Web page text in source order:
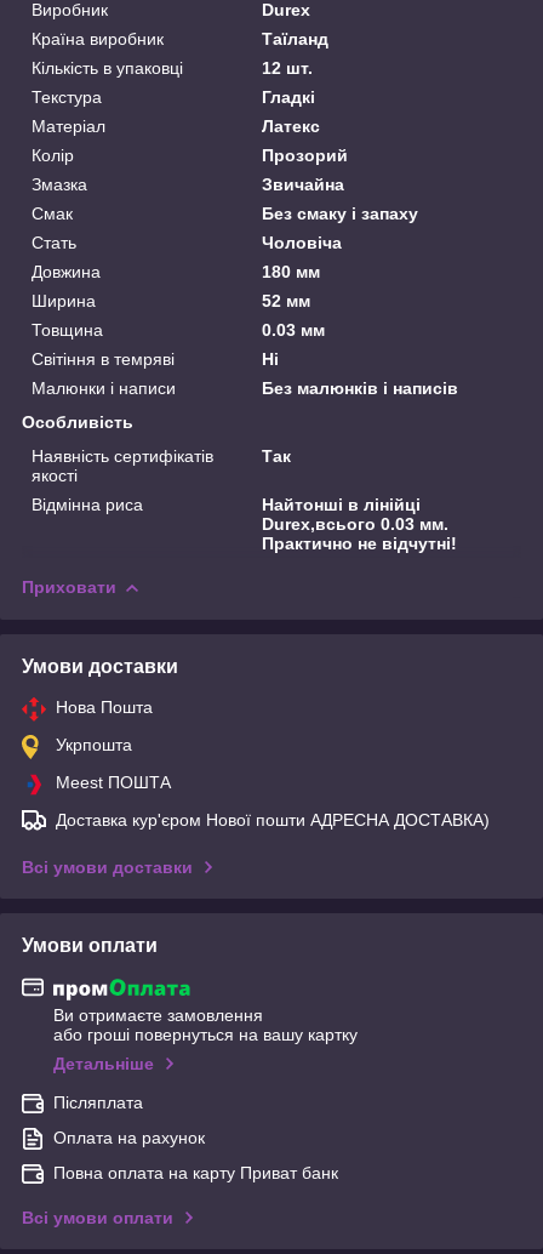
Виробник
Durex
Країна виробник
Таїланд
Кількість в упаковці
12 шт.
Текстура
Гладкі
Матеріал
Латекс
Колір
Прозорий
Змазка
Звичайна
Смак
Без смаку і запаху
Стать
Чоловіча
Довжина
180 мм
Ширина
52 мм
Товщина
0.03 мм
Світіння в темряві
Ні
Малюнки і написи
Без малюнків і написів
Особливість
Наявність сертифікатів
якості
Так
Відмінна риса
Найтонші в лінійці
Durex,всього 0.03 мм.
Практично не відчутні!
Приховати
Умови доставки
Нова Пошта
Укрпошта
Meest ПОШТА
Доставка кур'єром Нової пошти АДРЕСНА ДОСТАВКА)
Всі умови доставки
Умови оплати
Ви отримаєте замовлення
або гроші повернуться на вашу картку
Детальніше
Післяплата
Оплата на рахунок
Повна оплата на карту Приват банк
Всі умови оплати